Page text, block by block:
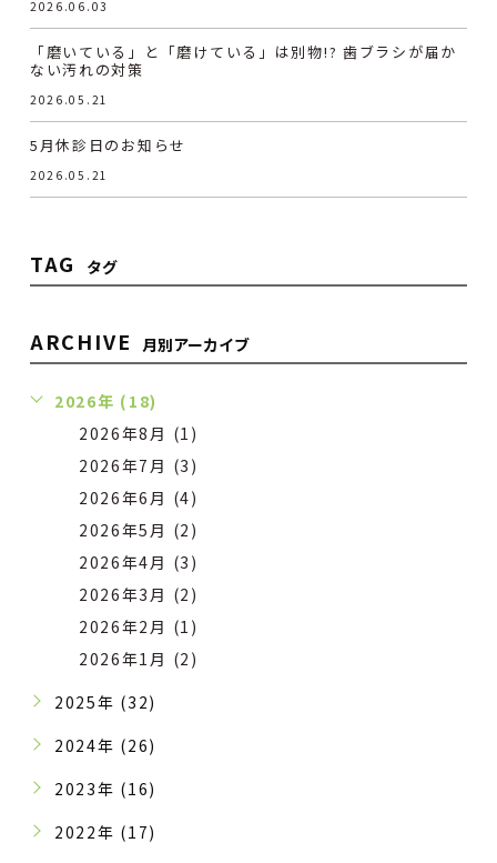
2026.06.03
「磨いている」と「磨けている」は別物!? 歯ブラシが届か
ない汚れの対策
2026.05.21
5月休診日のお知らせ
2026.05.21
TAG タグ
ARCHIVE 月別アーカイブ
2026年 (18)
2026年8月 (1)
2026年7月 (3)
2026年6月 (4)
2026年5月 (2)
2026年4月 (3)
2026年3月 (2)
2026年2月 (1)
2026年1月 (2)
2025年 (32)
2024年 (26)
2023年 (16)
2022年 (17)